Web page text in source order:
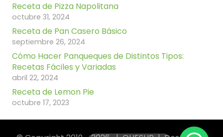
Receta de Pizza Napolitana
octubre 31, 2024
Receta de Pan Casero Básico
septiembre 26, 2024
Cómo Hacer Panqueques de Distintos Tipos:
Recetas Fáciles y Variadas
abril 22, 2024
Receta de Lemon Pie
octubre 17, 2023